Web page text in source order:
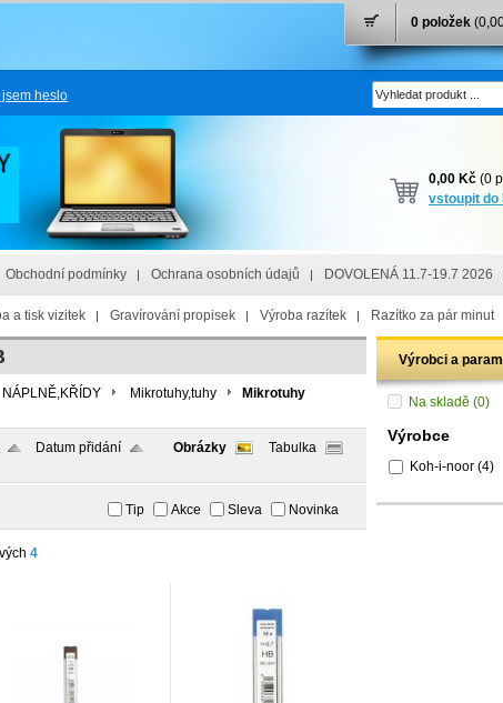
0 položek
heslo
0,00 Kč (0
vstoupit do
Obchodní podmínky Ochrana osobních údajů DOVOLENÁ 11.7-19.7 2026
a tisk vizitek Gravírování propisek Výroba razítek Razítko za pár minut
NÁPLNĚ,KŘÍDY Mikrotuhy,tuhy
Mikrotuhy
Datum přidání
Obrázky Tabulka
Tip Akce Sleva Novinka
4
Výrobci a
Na skladě (0)
Výrobce
Koh-i-noor (4)